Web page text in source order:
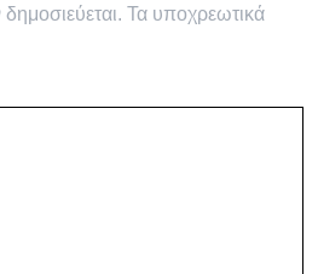
Τα υποχρεωτικά